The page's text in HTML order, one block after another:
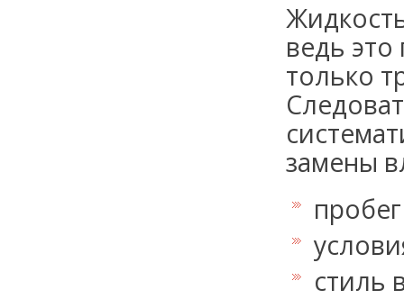
ведь
только
замены
стиль